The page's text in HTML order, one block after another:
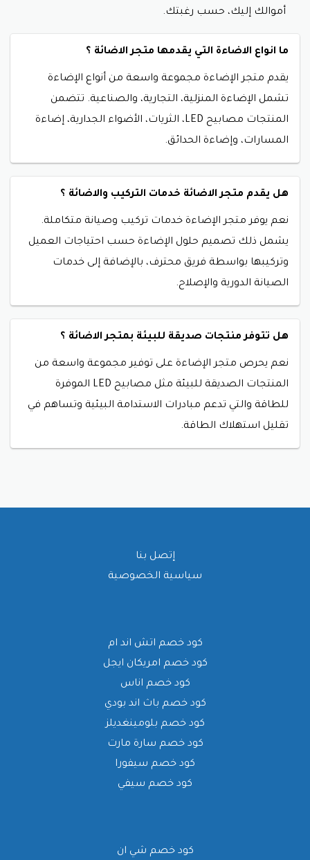
أموالك إليك، حسب رغبتك.
ما انواع الاضاءة التي يقدمها متجر الاضائة ؟
يقدم متجر الإضاءة مجموعة واسعة من أنواع الإضاءة
تشمل الإضاءة المنزلية، التجارية، والصناعية. تتضمن
المنتجات مصابيح LED، الثريات، الأضواء الجدارية، إضاءة
المسارات، وإضاءة الحدائق.
هل يقدم متجر الاضائة خدمات التركيب والاضائة ؟
نعم يوفر متجر الإضاءة خدمات تركيب وصيانة متكاملة.
يشمل ذلك تصميم حلول الإضاءة حسب احتياجات العميل
وتركيبها بواسطة فريق محترف، بالإضافة إلى خدمات
الصيانة الدورية والإصلاح.
هل تتوفر منتجات صديقة للبيئة بمتجر الاضائة ؟
نعم يحرص متجر الإضاءة على توفير مجموعة واسعة من
المنتجات الصديقة للبيئة مثل مصابيح LED الموفرة
للطاقة والتي تدعم مبادرات الاستدامة البيئية وتساهم في
تقليل استهلاك الطاقة.
إتصل بنا
سياسية الخصوصية
كود خصم اتش اند ام
كود خصم امريكان ايجل
كود خصم اناس
كود خصم باث اند بودي
كود خصم بلومينغديلز
كود خصم سارة مارت
كود خصم سيفورا
كود خصم سيفي
كود خصم شي ان